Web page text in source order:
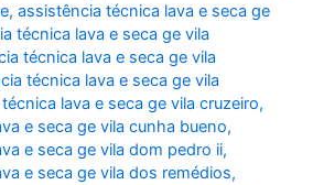
,assistência técnica lava e seca ge
técnica lava e seca ge vila
técnica lava e seca ge vila
técnica lava e seca ge vila
lava e seca ge vila cruzeiro,
e seca ge vila cunha bueno,
e seca ge vila dom pedro ii,
e seca ge vila dos remédios,